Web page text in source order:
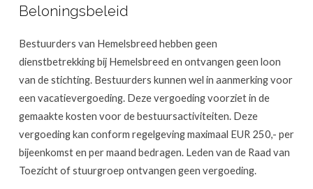
Beloningsbeleid
Bestuurders van Hemelsbreed hebben geen
dienstbetrekking bij Hemelsbreed en ontvangen geen loon
van de stichting. Bestuurders kunnen wel in aanmerking voor
een vacatievergoeding. Deze vergoeding voorziet in de
gemaakte kosten voor de bestuursactiviteiten. Deze
vergoeding kan conform regelgeving maximaal EUR 250,- per
bijeenkomst en per maand bedragen. Leden van de Raad van
Toezicht of stuurgroep ontvangen geen vergoeding.